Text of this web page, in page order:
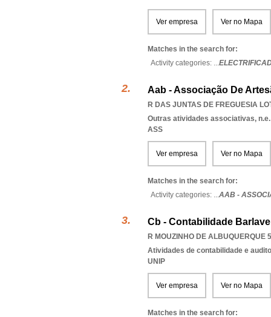
Ver empresa Ver no Mapa
Matches in the search for:
Activity categories: ...
Aab - Associação De
R DAS JUNTAS DE FREGUESIA
Outras atividades associativas, n.e.
ASS
Ver empresa Ver no Mapa
Matches in the search for:
Activity categories: ...AAB -
Cb - Contabilidade
R MOUZINHO DE ALBUQUERQUE
Atividades de contabilidade e
UNIP
Ver empresa Ver no Mapa
Matches in the search for: